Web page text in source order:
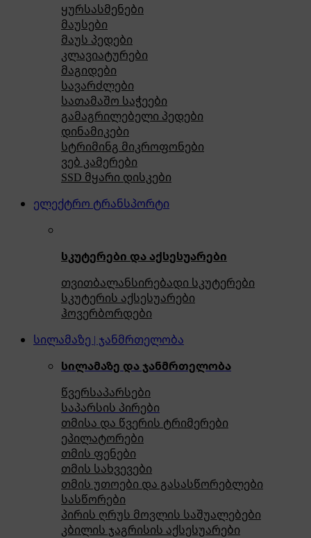
ყურსასმენები
მაუსები
მაუს პედები
კლავიატურები
მაგიდები
სავარძლები
სათამაშო საჭეები
გამაგრილებელი პედები
დინამიკები
სტრიმინგ მიკროფონები
ვებ კამერები
SSD მყარი დისკები
ელექტრო ტრანსპორტი
სკუტერები და აქსესუარები
თვითბალანსირებადი სკუტერები
სკუტერის აქსესუარები
ჰოვერბორდები
სილამაზე | ჯანმრთელობა
სილამაზე და ჯანმრთელობა
წვერსაპარსები
საპარსის პირები
თმისა და წვერის ტრიმერები
ეპილატორები
თმის ფენები
თმის სახვევები
თმის უთოები და გასასწორებლები
სასწორები
პირის ღრუს მოვლის საშუალებები
კბილის ჯაგრისის აქსესუარები